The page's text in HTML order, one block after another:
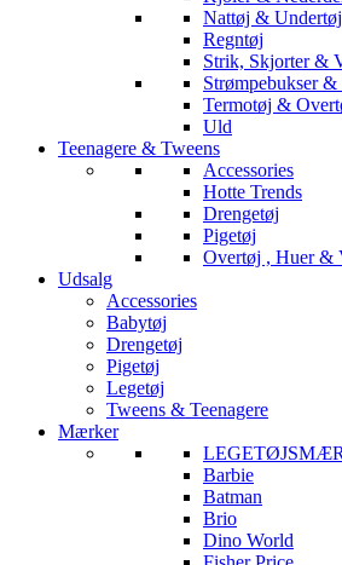
Nattøj & Undertøj
Regntøj
Strik, Skjorter &
Strømpebukser &
Termotøj &
Uld
Teenagere & Tweens
Accessories
Hotte Trends
Drengetøj
Pigetøj
Overtøj , Huer &
Udsalg
Accessories
Babytøj
Drengetøj
Pigetøj
Legetøj
Tweens & Teenagere
Mærker
Barbie
Batman
Brio
Dino World